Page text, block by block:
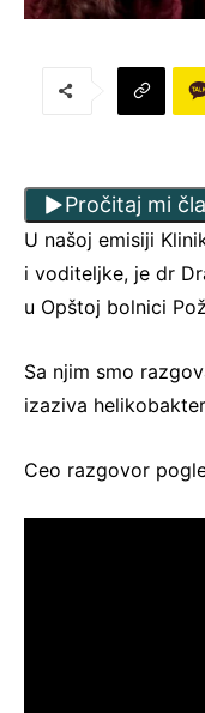
Pročitaj mi
U našoj emisiji
i voditeljke, je dr
u Opštoj bolnici
Sa njim smo
izaziva
Ceo razgovor